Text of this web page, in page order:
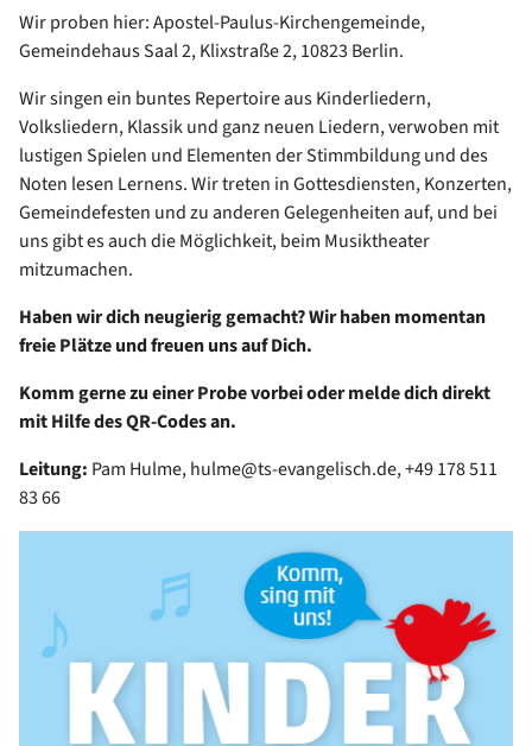
Wir proben hier: Apostel-Paulus-Kirchengemeinde,
Gemeindehaus Saal 2, Klixstraße 2, 10823 Berlin.
Wir singen ein buntes Repertoire aus Kinderliedern,
Volksliedern, Klassik und ganz neuen Liedern, verwoben mit
lustigen Spielen und Elementen der Stimmbildung und des
Noten lesen Lernens. Wir treten in Gottesdiensten, Konzerten,
Gemeindefesten und zu anderen Gelegenheiten auf, und bei
uns gibt es auch die Möglichkeit, beim Musiktheater
mitzumachen.
Haben wir dich neugierig gemacht? Wir haben momentan
freie Plätze und freuen uns auf Dich.
Komm gerne zu einer Probe vorbei oder melde dich direkt
mit Hilfe des QR-Codes an.
Leitung: Pam Hulme, hulme@ts-evangelisch.de, +49 178 511
83 66